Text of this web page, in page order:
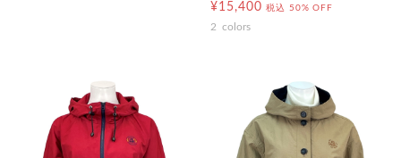
¥15,400 税込 50% OFF
2 colors